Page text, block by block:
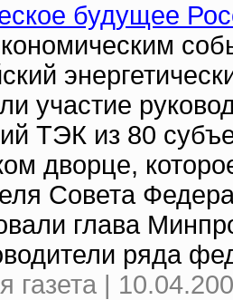
будущее
участие
ТЭК из 80
дворце,
Совета
глава
ряда
газета |